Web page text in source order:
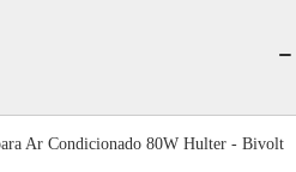
Ar Condicionado 80W Hulter - Bivolt